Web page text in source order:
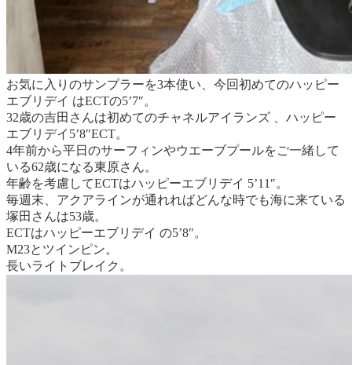
お気に入りのサンプラーを3本使い、今回初めてのハッピー
エブリデイ はECTの5’7″。
32歳の吉田さんは初めてのチャネルアイランズ 、ハッピー
エブリデイ5’8″ECT。
4年前から平日のサーフィンやウエーブプールをご一緒して
いる62歳になる東原さん。
年齢を考慮してECTはハッピーエブリデイ 5’11″。
毎週末、アクアラインが通れればどんな時でも海に来ている
塚田さんは53歳。
ECTはハッピーエブリデイ の5’8″。
M23とツインピン。
長いライトブレイク。